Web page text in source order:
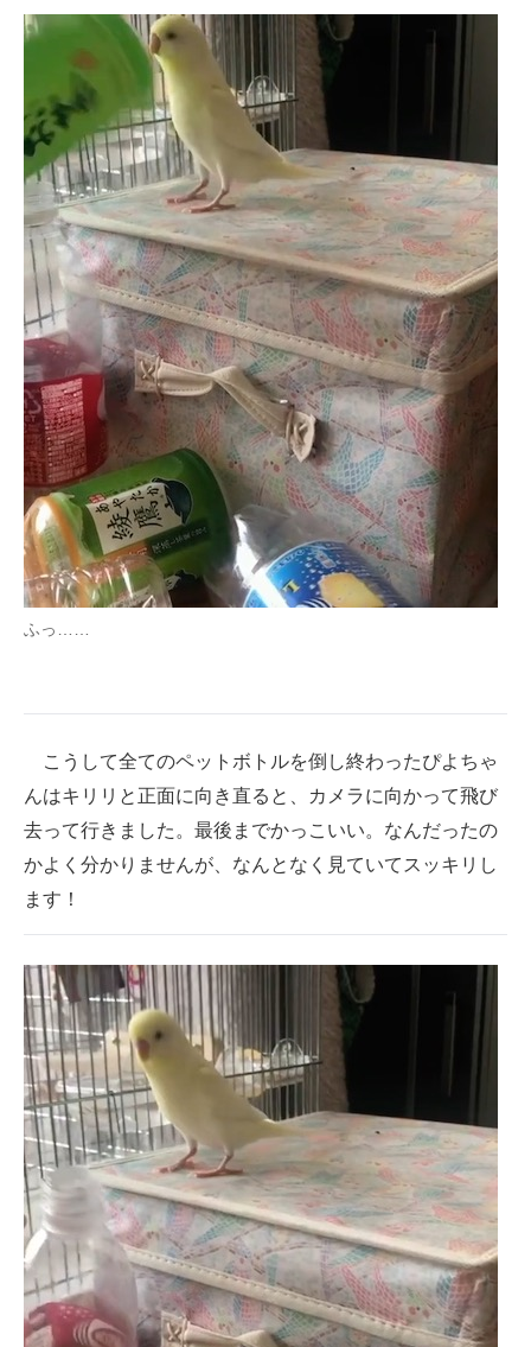
ふっ……
こうして全てのペットボトルを倒し終わったぴよちゃ
んはキリリと正面に向き直ると、カメラに向かって飛び
去って行きました。最後までかっこいい。なんだったの
かよく分かりませんが、なんとなく見ていてスッキリし
ます！